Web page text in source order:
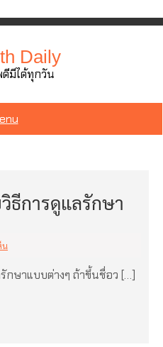
Daily
มีได้ทุกวัน
ธีการดูแลรักษา
น
กษาแบบต่างๆ ถ้าขึ้นชื่อว […]